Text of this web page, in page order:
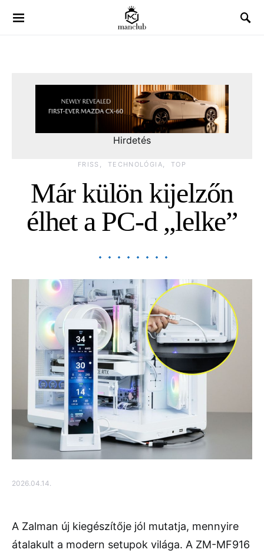
Hirdetés
FRISS TECHNOLÓGIA TOP
Már külön kijelzőn
élhet a PC-d „lelke”
2026.04.14.
A Zalman új kiegészítője jól mutatja, mennyire
átalakult a modern setupok világa. A ZM-MF916